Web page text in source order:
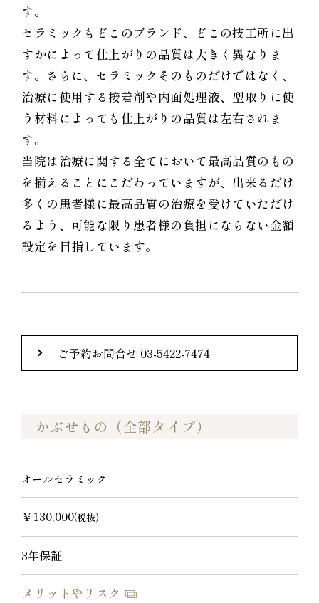
す。
セラミックもどこのブランド、どこの技工所に出
すかによって仕上がりの品質は大きく異なりま
す。さらに、セラミックそのものだけではなく、
治療に使用する接着剤や内面処理液、型取りに使
う材料によっても仕上がりの品質は左右されま
す。
当院は治療に関する全てにおいて最高品質のもの
を揃えることにこだわっていますが、出来るだけ
多くの患者様に最高品質の治療を受けていただけ
るよう、可能な限り患者様の負担にならない金額
設定を目指しています。
ご予約お問合せ 03-5422-7474
かぶせもの（全部タイプ）
オールセラミック
￥130,000(税抜)
3年保証
メリットやリスク